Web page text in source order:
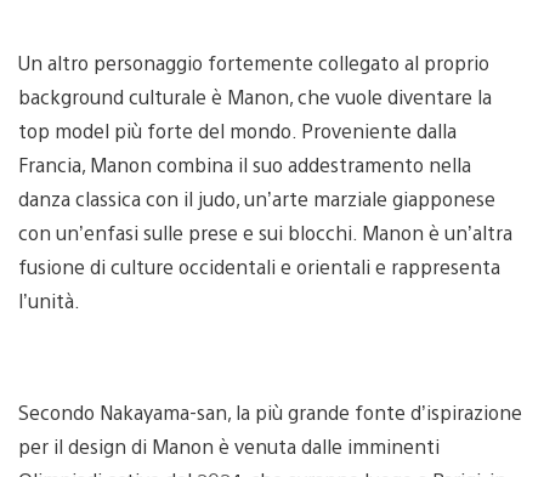
Un altro personaggio fortemente collegato al proprio
background culturale è Manon, che vuole diventare la
top model più forte del mondo. Proveniente dalla
Francia, Manon combina il suo addestramento nella
danza classica con il judo, un’arte marziale giapponese
con un’enfasi sulle prese e sui blocchi. Manon è un’altra
fusione di culture occidentali e orientali e rappresenta
l’unità.
Secondo Nakayama-san, la più grande fonte d’ispirazione
per il design di Manon è venuta dalle imminenti